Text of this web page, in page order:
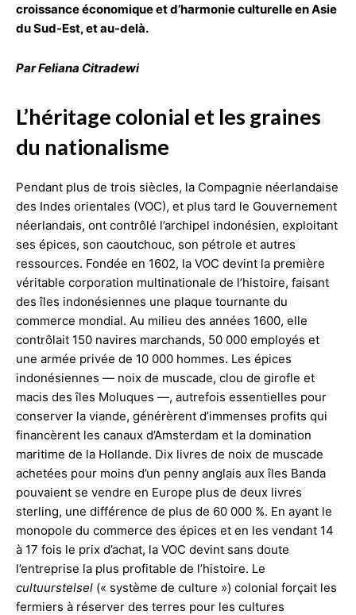
croissance économique et d’harmonie culturelle en Asie
du Sud-Est, et au-delà.
Par Feliana Citradewi
L’héritage colonial et les graines
du nationalisme
Pendant plus de trois siècles, la Compagnie néerlandaise
des Indes orientales (VOC), et plus tard le Gouvernement
néerlandais, ont contrôlé l’archipel indonésien, exploitant
ses épices, son caoutchouc, son pétrole et autres
ressources. Fondée en 1602, la VOC devint la première
véritable corporation multinationale de l’histoire, faisant
des îles indonésiennes une plaque tournante du
commerce mondial. Au milieu des années 1600, elle
contrôlait 150 navires marchands, 50 000 employés et
une armée privée de 10 000 hommes. Les épices
indonésiennes — noix de muscade, clou de girofle et
macis des îles Moluques —, autrefois essentielles pour
conserver la viande, générèrent d’immenses profits qui
financèrent les canaux d’Amsterdam et la domination
maritime de la Hollande. Dix livres de noix de muscade
achetées pour moins d’un penny anglais aux îles Banda
pouvaient se vendre en Europe plus de deux livres
sterling, une différence de plus de 60 000 %. En ayant le
monopole du commerce des épices et en les vendant 14
à 17 fois le prix d’achat, la VOC devint sans doute
l’entreprise la plus profitable de l’histoire. Le
cultuurstelsel (« système de culture ») colonial forçait les
fermiers à réserver des terres pour les cultures